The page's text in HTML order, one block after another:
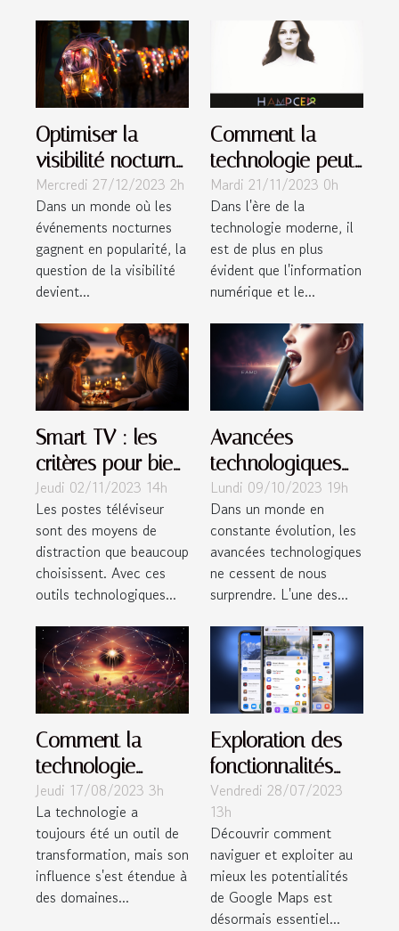
Optimiser la
visibilité nocturne
des ballons sac à
dos pour des
événements
Mercredi 27/12/2023 2h
Dans un monde où les
événements nocturnes
gagnent en popularité, la
question de la visibilité
devient...
Comment la
technologie peut
aider à
l'autonomisation
des femmes
Mardi 21/11/2023 0h
Dans l'ère de la
technologie moderne, il
est de plus en plus
évident que l'information
numérique et le...
Smart TV : les
critères pour bien
choisir ?
Jeudi 02/11/2023 14h
Les postes téléviseur
sont des moyens de
distraction que beaucoup
choisissent. Avec ces
outils technologiques...
Avancées
technologiques
en 2023: Les
machines de
stimulation orale
Lundi 09/10/2023 19h
Dans un monde en
constante évolution, les
avancées technologiques
ne cessent de nous
surprendre. L'une des...
Comment la
technologie
influence-t-elle la
voyance dans les
domaines de
l'amour et au-
delà
Jeudi 17/08/2023 3h
La technologie a
toujours été un outil de
transformation, mais son
influence s'est étendue à
des domaines...
Exploration des
fonctionnalités
avancées de
Google Maps
Vendredi 28/07/2023
13h
Découvrir comment
naviguer et exploiter au
mieux les potentialités
de Google Maps est
désormais essentiel...